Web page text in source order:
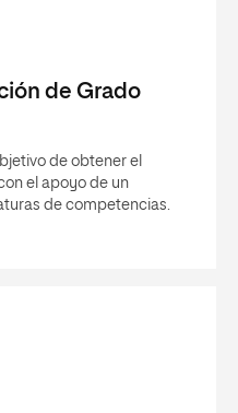
de Grado
de obtener el
el apoyo de un
de competencias.